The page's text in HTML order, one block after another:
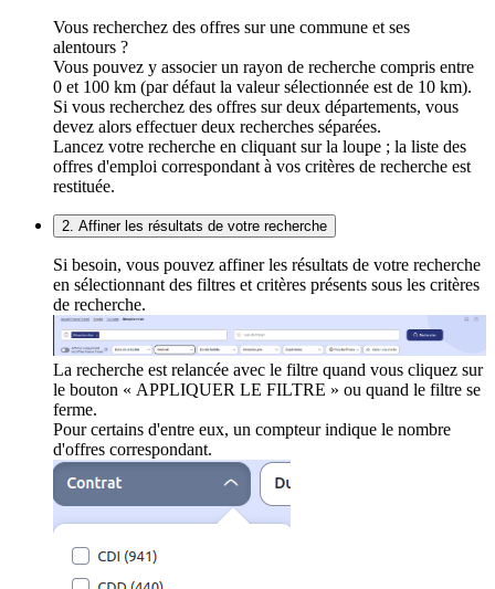
Vous recherchez des offres sur une commune et ses
alentours ?
Vous pouvez y associer un rayon de recherche compris entre
0 et 100 km (par défaut la valeur sélectionnée est de 10 km).
Si vous recherchez des offres sur deux départements, vous
devez alors effectuer deux recherches séparées.
Lancez votre recherche en cliquant sur la loupe ; la liste des
offres d'emploi correspondant à vos critères de recherche est
restituée.
2. Affiner les résultats de votre recherche
Si besoin, vous pouvez affiner les résultats de votre recherche
en sélectionnant des filtres et critères présents sous les critères
de recherche.
La recherche est relancée avec le filtre quand vous cliquez sur
le bouton « APPLIQUER LE FILTRE » ou quand le filtre se
ferme.
Pour certains d'entre eux, un compteur indique le nombre
d'offres correspondant.